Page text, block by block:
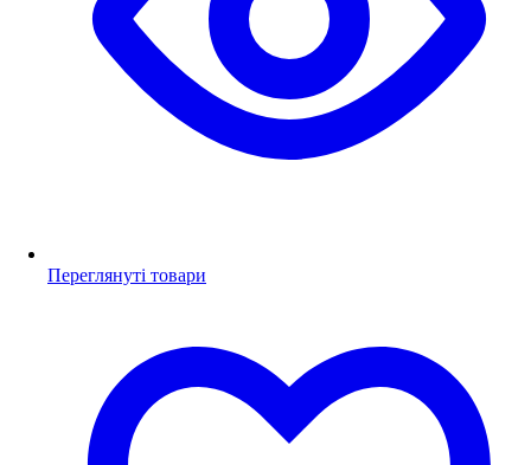
Переглянуті товари